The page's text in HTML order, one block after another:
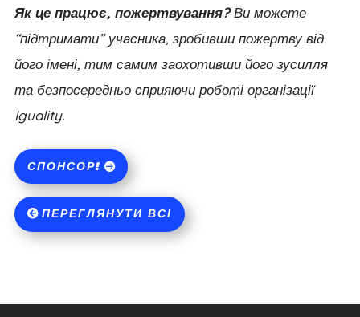
Як це працює, пожертвування?Ви можете
“підтримати” учасника, зробивши пожертву від
його імені, тим самим заохотивши його зусилля
та безпосередньо сприяючи роботі організації
Iguality.
СПОНСОР!
ПЕРЕГЛЯНУТИ ВСІ